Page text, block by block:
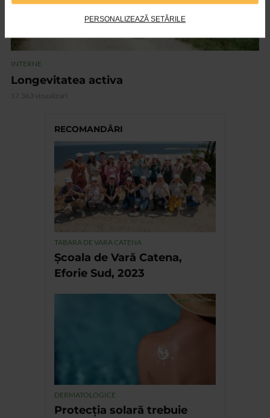
PERSONALIZEAZĂ SETĂRILE
INTERNE
Longevitatea activa
17.363 vizualizari
RECOMANDĂRI
TABARA DE VARA CATENA
Școala de Vară Catena,
Eforie Sud, 2023
DERMATOLOGICE
Protecția solară trebuie